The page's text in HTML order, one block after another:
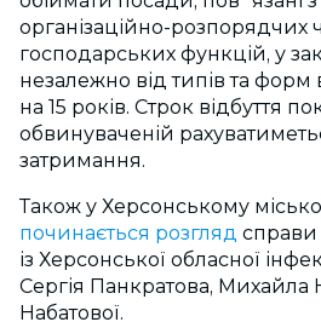
організаційно-розпорядчих
господарських функцій, у
незалежно від типів та форм
на 15 років. Строк відбуття
обвинуваченій
затримання.
Також у Херсонському
починається розгляд справи
із Херсонської обласної
Сергія Панкратова, Михайла
Набатової.